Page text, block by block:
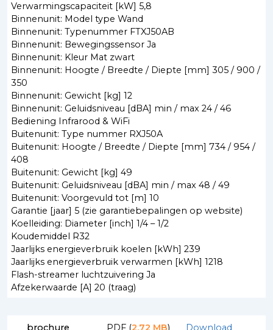
Verwarmingscapaciteit [kW] 5,8
Binnenunit: Model type Wand
Binnenunit: Typenummer FTXJ50AB
Binnenunit: Bewegingssensor Ja
Binnenunit: Kleur Mat zwart
Binnenunit: Hoogte / Breedte / Diepte [mm] 305 / 900 /
350
Binnenunit: Gewicht [kg] 12
Binnenunit: Geluidsniveau [dBA] min / max 24 / 46
Bediening Infrarood & WiFi
Buitenunit: Type nummer RXJ50A
Buitenunit: Hoogte / Breedte / Diepte [mm] 734 / 954 /
408
Buitenunit: Gewicht [kg] 49
Buitenunit: Geluidsniveau [dBA] min / max 48 / 49
Buitenunit: Voorgevuld tot [m] 10
Garantie [jaar] 5 (zie garantiebepalingen op website)
Koelleiding: Diameter [inch] 1/4 – 1/2
Koudemiddel R32
Jaarlijks energieverbruik koelen [kWh] 239
Jaarlijks energieverbruik verwarmen [kWh] 1218
Flash-streamer luchtzuivering Ja
Afzekerwaarde [A] 20 (traag)
brochure PDF (2.72 MB) Download